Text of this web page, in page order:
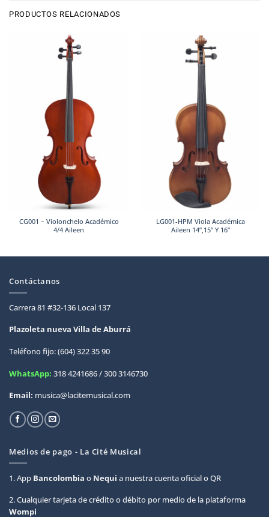
PRODUCTOS RELACIONADOS
CG001 – Violonchelo Académico
4/4 Aileen
LG001-HPM Viola Académica
Aileen 14”,15” Y 16”
Contáctanos
Carrera 81 #32-136 Local 137
Plazoleta nueva Villa deAburrá
Teléfono fijo: (604) 322 35 90
WhatsApp: 318 4241686 / 300 3146730
Email: musica@lacitemusical.com
Medios de pago - La Cité Musical
1. App Bancolombia o Nequi a nuestra cuenta oficial o QR
2. Cualquier tarjeta de crédito o débito por medio de la plataforma
Wompi